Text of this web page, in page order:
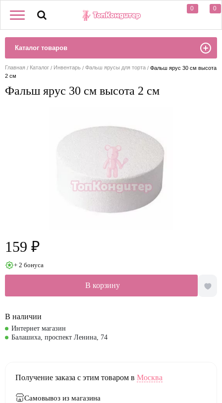
0 0
Каталог товаров
Главная Каталог Инвентарь Фальш ярусы для торта
Фальш ярус 30 см высота
2 см
Фальш ярус 30 см высота 2 см
159 ₽
+ 2 бонуса
В корзину
В наличии
Интернет магазин
Балашиха, проспект Ленина, 74
Получение заказа с этим товаром в Москва
Самовывоз из магазина